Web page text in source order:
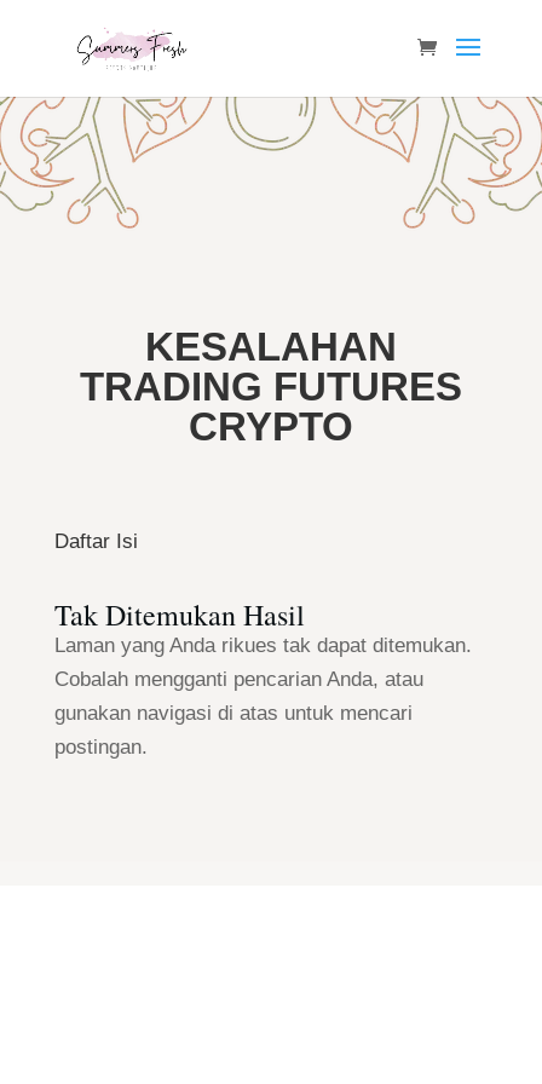
KESALAHAN
TRADING FUTURES
CRYPTO
Daftar Isi
Tak Ditemukan Hasil
Laman yang Anda rikues tak dapat ditemukan.
Cobalah mengganti pencarian Anda, atau
gunakan navigasi di atas untuk mencari
postingan.